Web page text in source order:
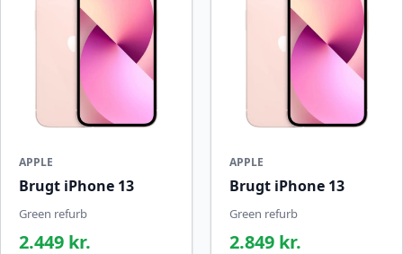
APPLE
Brugt iPhone 13
Green refurb
2.449 kr.
APPLE
Brugt iPhone 13
Green refurb
2.849 kr.